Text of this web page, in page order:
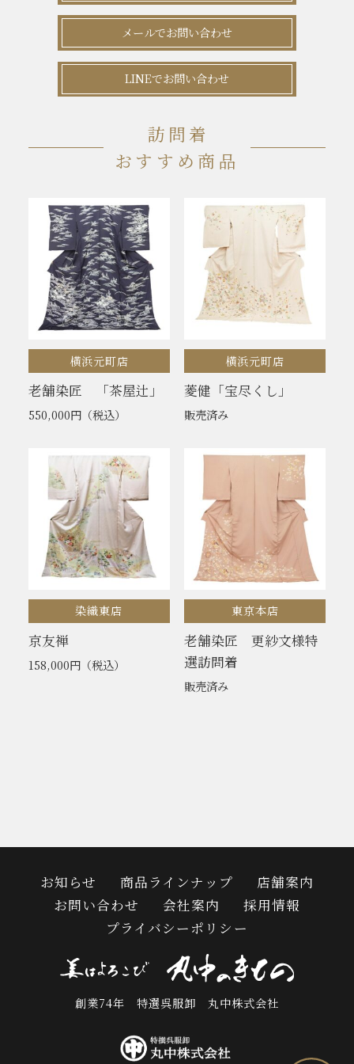
メールでお問い合わせ
LINEでお問い合わせ
訪問着
おすすめ商品
横浜元町店
老舗染匠 「茶屋辻」
550,000円（税込）
横浜元町店
菱健「宝尽くし」
販売済み
染織東店
京友禅
158,000円（税込）
東京本店
老舗染匠 更紗文様特
選訪問着
販売済み
お知らせ 商品ラインナップ
店舗案内
お問い合わせ
会社案内
採用情報
プライバシーポリシー
創業74年 特選呉服卸 丸中株式会社